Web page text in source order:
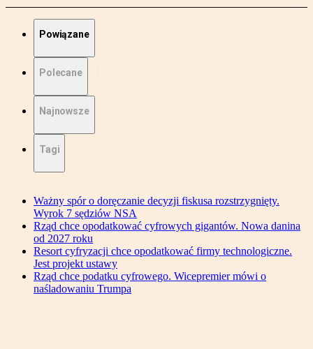
Powiązane
Polecane
Najnowsze
Tagi
Ważny spór o doręczanie decyzji fiskusa rozstrzygnięty.
Wyrok 7 sędziów NSA
Rząd chce opodatkować cyfrowych gigantów. Nowa danina
od 2027 roku
Resort cyfryzacji chce opodatkować firmy technologiczne.
Jest projekt ustawy
Rząd chce podatku cyfrowego. Wicepremier mówi o
naśladowaniu Trumpa